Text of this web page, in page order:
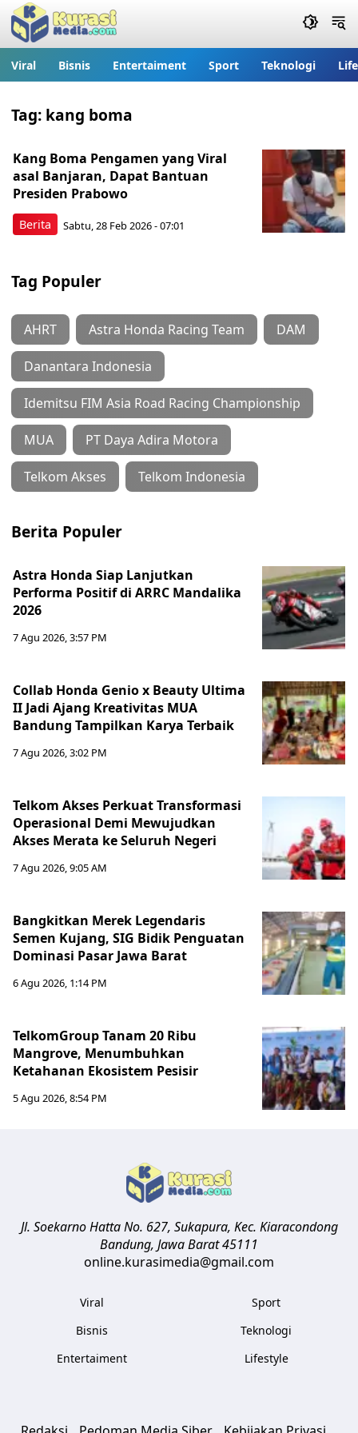
Viral Bisnis Entertaiment Sport Teknologi
Tag: kang boma
Berita
Kang Boma Pengamen yang Viral
asal Banjaran, Dapat Bantuan
Presiden Prabowo
Sabtu, 28 Feb 2026 - 07:01
Tag Populer
AHRT Astra Honda Racing Team DAM
Danantara Indonesia
Idemitsu FIM Asia Road Racing Championship
MUA PT Daya Adira Motora
Telkom Akses Telkom Indonesia
Berita Populer
Astra Honda Siap Lanjutkan
Performa Positif di ARRC Mandalika
2026
7 Agu 2026, 3:57 PM
Collab Honda Genio x Beauty Ultima
II Jadi Ajang Kreativitas MUA
Bandung Tampilkan Karya Terbaik
7 Agu 2026, 3:02 PM
Telkom Akses Perkuat Transformasi
Operasional Demi Mewujudkan
Akses Merata ke Seluruh Negeri
7 Agu 2026, 9:05 AM
Bangkitkan Merek Legendaris
Semen Kujang, SIG Bidik Penguatan
Dominasi Pasar Jawa Barat
6 Agu 2026, 1:14 PM
TelkomGroup Tanam 20 Ribu
Mangrove, Menumbuhkan
Ketahanan Ekosistem Pesisir
5 Agu 2026, 8:54 PM
Jl. Soekarno Hatta No. 627, Sukapura, Kec. Kiaracondong
Bandung, Jawa Barat45111
online.kurasimedia@gmail.com
Viral
Bisnis
Entertaiment
Sport
Teknologi
Lifestyle